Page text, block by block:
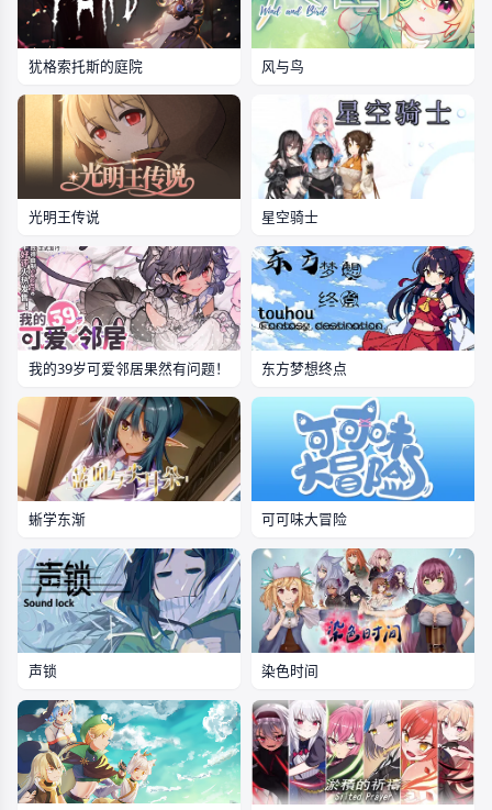
犹格索托斯的庭院 风与鸟
光明王传说 星空骑士
我的39岁可爱邻居果然有问题！ 东方梦想终点
蜥学东渐 可可味大冒险
声锁 染色时间